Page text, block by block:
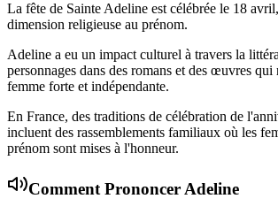
La fête de Sainte Adeline est célébrée le 18
dimension religieuse au prénom.
Adeline a eu un impact culturel à travers la
personnages dans des romans et des œuvres qui
femme forte et indépendante.
En France, des traditions de célébration de
incluent des rassemblements familiaux où les
prénom sont mises à l'honneur.
Comment Prononcer Adeline